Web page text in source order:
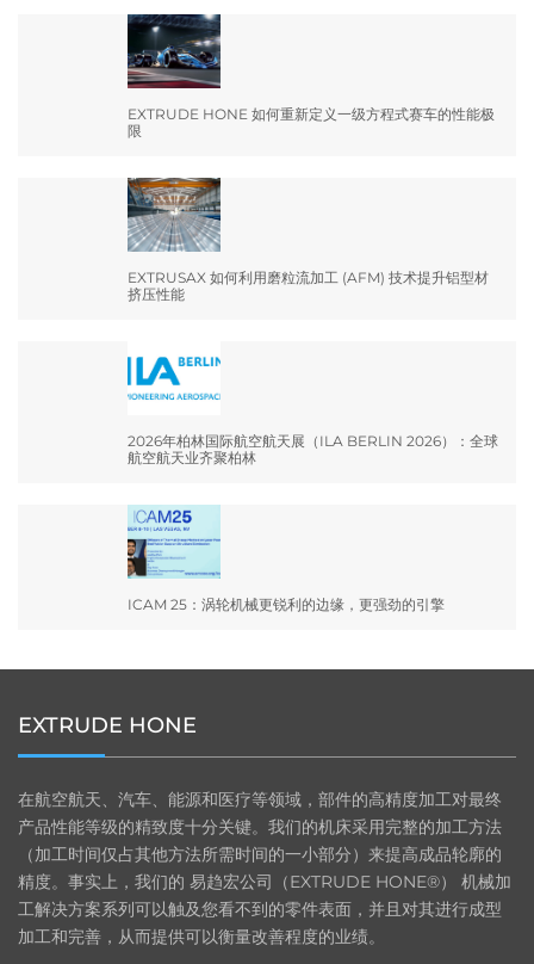
EXTRUDE HONE 如何重新定义一级方程式赛车的性能极
限
EXTRUSAX 如何利用磨粒流加工 (AFM) 技术提升铝型材
挤压性能
2026年柏林国际航空航天展（ILA BERLIN 2026）：全球
航空航天业齐聚柏林
ICAM 25：涡轮机械更锐利的边缘，更强劲的引擎
EXTRUDE HONE
在航空航天、汽车、能源和医疗等领域，部件的高精度加工对最终
产品性能等级的精致度十分关键。我们的机床采用完整的加工方法
（加工时间仅占其他方法所需时间的一小部分）来提高成品轮廓的
精度。事实上，我们的 易趋宏公司（EXTRUDE HONE®） 机械加
工解决方案系列可以触及您看不到的零件表面，并且对其进行成型
加工和完善，从而提供可以衡量改善程度的业绩。